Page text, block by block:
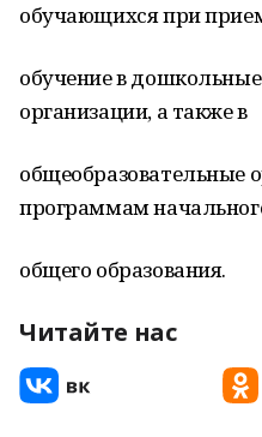
обучающихся при
обучение в
организации, а также в
общеобразовательные
программам
общего образования.
Читайте нас